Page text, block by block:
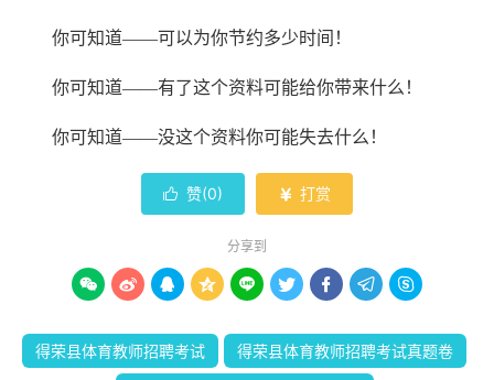
你可知道——可以为你节约多少时间！
你可知道——有了这个资料可能给你带来什么！
你可知道——没这个资料你可能失去什么 ！
 赞(0)  打赏
分享到
        
得荣县体育教师招聘考试 得荣县体育教师招聘考试真题卷